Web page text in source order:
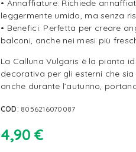
• Annaffiature: Richiede
leggermente umido, ma senza
• Benefici: Perfetta per creare
balconi, anche nei mesi più
La Calluna Vulgaris è la pianta
decorativa per gli esterni che
anche durante l’autunno,
COD: 8056216070087
4,90 €